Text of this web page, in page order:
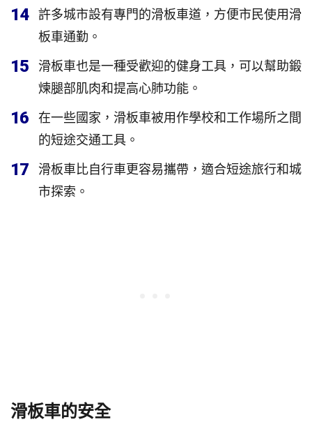
14
許多城市設有專門的滑板車道，方便市民使用滑
板車通勤。
15
滑板車也是一種受歡迎的健身工具，可以幫助鍛
煉腿部肌肉和提高心肺功能。
16
在一些國家，滑板車被用作學校和工作場所之間
的短途交通工具。
17
滑板車比自行車更容易攜帶，適合短途旅行和城
市探索。
滑板車的安全